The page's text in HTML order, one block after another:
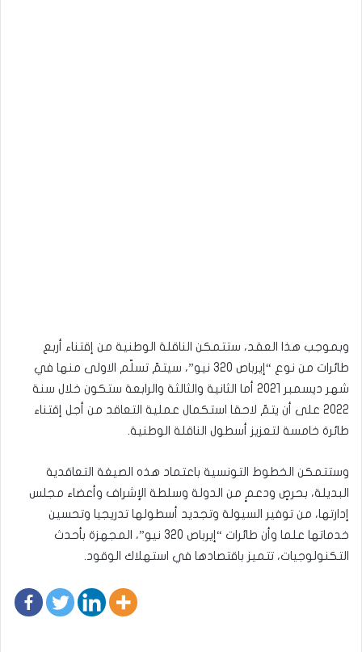
وبموجب هذا العقد، ستتمكن الناقلة الوطنية من إقتناء أربع
طائرات من نوع “إيرباص 320 نيو”، سيتمّ تسلّم الاولى منها في
شهر ديسمبر 2021 أما الثانية والثالثة والرابعة ستكون خلال سنة
2022 على أن يتمّ لاحقا استكمال عملية التعاقد من أجل إقتناء
طائرة خامسة لتعزيز أسطول الناقلة الوطنية.
وستتمكن الخطوط التونسية باعتماد هذه الصيغة التعاقدية
البديلة، بحرصٍ ودعمٍ من الدولة وسلطة الإشراف وأعضاء مجلس
إدارتها، من توفير السيولة وتجديد أسطولها تدريجيا وتحسين
خدماتها علما وأن طائرات “إيرباص 320 نيو”، المجهزة بأحدث
التكنولوجيات، تتميز باقتصادها في استهلاك الوقود.